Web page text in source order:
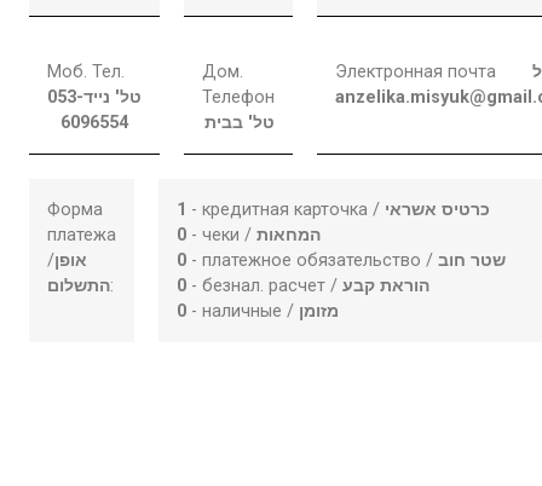
Моб. Тел.
טל' נייד053-
6096554
Дом.
Телефон
טל' בבית
Электронная почта
Форма
платежа
/אופן
התשלום:
1 - кредитная карточка / כרטיס אשראי
0 - чеки /המחאות
0 - платежное обязательство /שטר חוב
0 - безнал. расчет /הוראת קבע
0 - наличные / מזומן